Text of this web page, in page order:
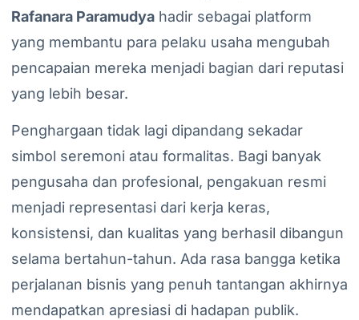
Rafanara Paramudya hadir sebagai platform
yang membantu para pelaku usaha mengubah
pencapaian mereka menjadi bagian dari reputasi
yang lebih besar.
Penghargaan tidak lagi dipandang sekadar
simbol seremoni atau formalitas. Bagi banyak
pengusaha dan profesional, pengakuan resmi
menjadi representasi dari kerja keras,
konsistensi, dan kualitas yang berhasil dibangun
selama bertahun-tahun. Ada rasa bangga ketika
perjalanan bisnis yang penuh tantangan akhirnya
mendapatkan apresiasi di hadapan publik.